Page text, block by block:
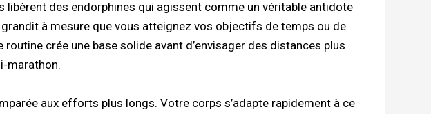
libèrent des endorphines qui agissent comme un véritable antidote
à mesure que vous atteignez vos objectifs de temps ou de
crée une base solide avant d’envisager des distances plus
marathon.
aux efforts plus longs. Votre corps s’adapte rapidement à ce